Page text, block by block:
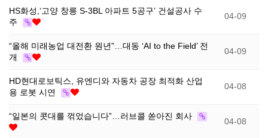
업
뉴
스
HS화성,‘고양 창릉 S-3BL 아파트 5공구’ 건설공사 수
주
04-09
“올해 미래농업 대전환 원년”…대동 ‘AI to the Field’ 전
개
04-09
HD현대로보틱스, 유엔디와 자동차 공장 최적화 산업
용 로봇 시연
04-08
“일본의 콧대를 꺾었습니다”…러브콜 쏟아진 회사
04-08